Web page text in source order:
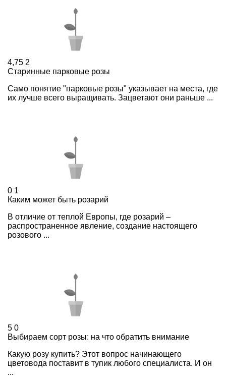
4,75 2
Старинные парковые розы
Само понятие "парковые розы" указывает на места, где
их лучше всего выращивать. Зацветают они раньше ...
0 1
Каким может быть розарий
В отличие от теплой Европы, где розарий –
распространенное явление, создание настоящего
розового ...
5 0
Выбираем сорт розы: на что обратить внимание
Какую розу купить? Этот вопрос начинающего
цветовода поставит в тупик любого специалиста. И он
...